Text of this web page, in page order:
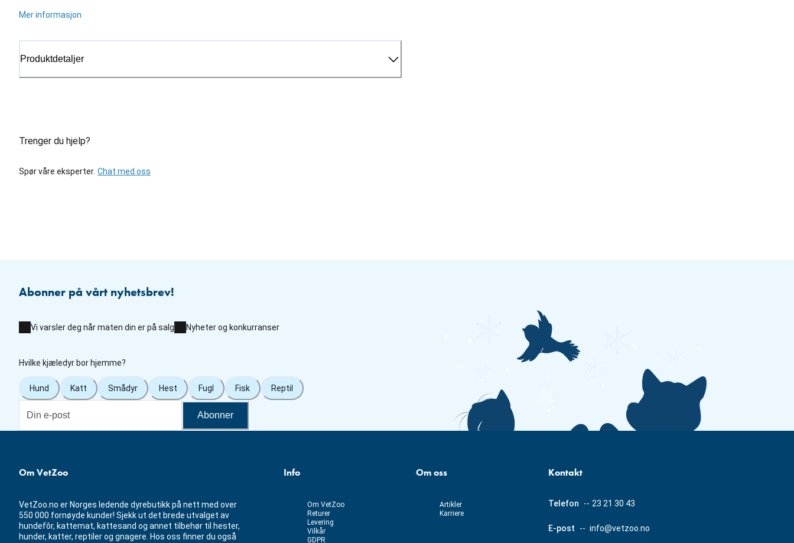
Mer informasjon
Produktdetaljer
Trenger du hjelp?
Spør våre eksperter. Chat med oss
Abonner på vårt nyhetsbrev!
Vi varsler deg når maten din er på salg Nyheter og konkurranser
Hvilke kjæledyr bor hjemme?
Hund Katt Smådyr Hest Fugl Fisk Reptil
Abonner
Om VetZoo
VetZoo.no er Norges ledende dyrebutikk på nett med over
550 000 fornøyde kunder! Sjekk ut det brede utvalget av
hundefôr, kattemat, kattesand og annet tilbehør til hester,
hunder, katter, reptiler og gnagere. Hos oss finner du også
Info
Om VetZoo
Returer
Levering
Vilkår
GDPR
Om oss
Artikler
Karriere
Kontakt
Telefon -- 23 21 30 43
E-post -- info@vetzoo.no